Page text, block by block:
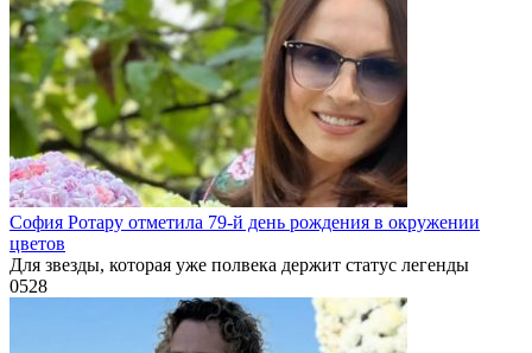
София Ротару отметила 79-й день рождения в окружении
цветов
Для звезды, которая уже полвека держит статус легенды
0528